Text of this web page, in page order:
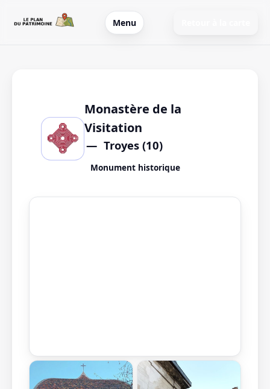
Menu
Monastère de la
Visitation
Troyes (10)
Monument historique